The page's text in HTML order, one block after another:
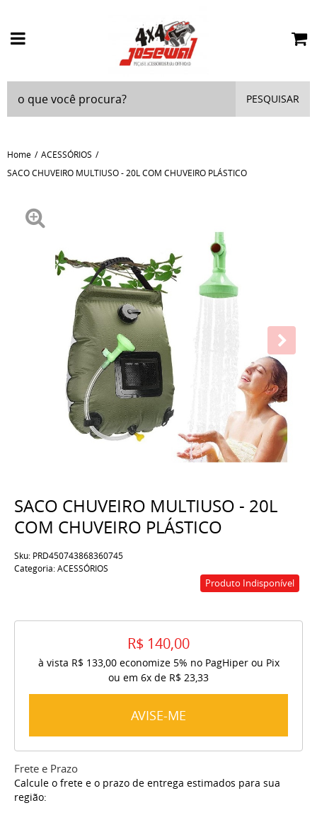
PESQUISAR
Home
ACESSÓRIOS
SACO CHUVEIRO MULTIUSO - 20L COM CHUVEIRO PLÁSTICO
SACO CHUVEIRO MULTIUSO - 20L
COM CHUVEIRO PLÁSTICO
Sku: PRD450743868360745
Categoria:ACESSÓRIOS
Produto Indisponível
R$ 140,00
à vista R$ 133,00economize 5% no PagHiper ou Pix
ou em 6x de R$ 23,33
AVISE-ME
Frete e Prazo
Calcule o frete e o prazo de entrega estimados para sua
região: